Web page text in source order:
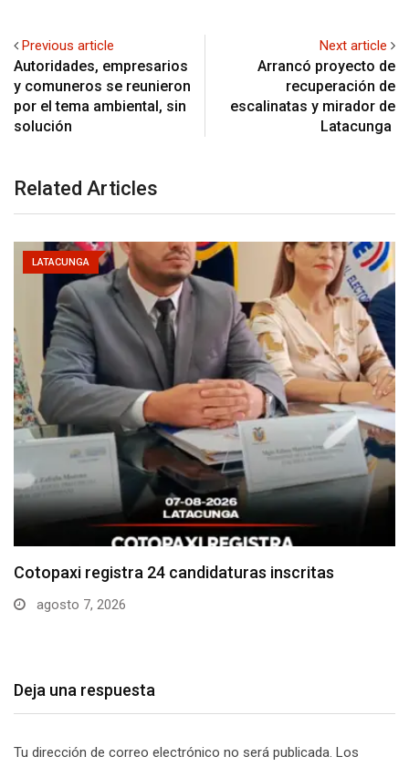
Previous article
Autoridades, empresarios
y comuneros se reunieron
por el tema ambiental, sin
solución
Next article
Arrancó proyecto de
recuperación de
escalinatas y mirador de
Latacunga
Related Articles
LATACUNGA
Parque Nacional Cotopaxi espera alta afluencia de
visitantes…
Deja una respuesta
Tu dirección de correo electrónico no será publicada. Los